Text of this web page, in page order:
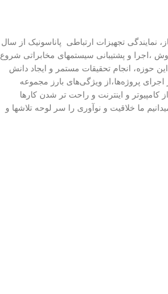
نمایندگی تجهیزات ارتباطی پاناسونیک از سال
فروش ،اجرا و پشتیبانی سیستمهای مخابراتی شروع
حوزه، انجام تحقیقات مستمر و ایجاد دانش
پروژه‌ها،از ویژگی‌های بارز مجموعه
و اینترنت و راحت تر شدن کارها
ما خلاقیت و نوآوری را سر لوحه تلاشها و